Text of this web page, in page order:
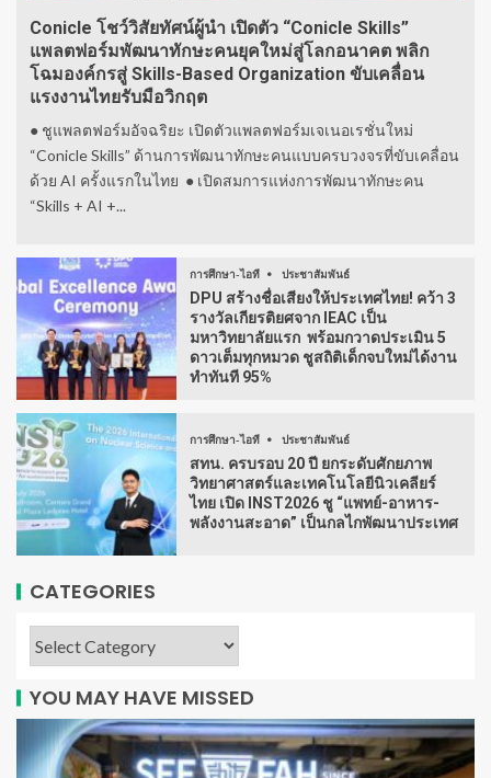
Conicle โชว์วิสัยทัศน์ผู้นำ เปิดตัว “Conicle Skills”
แพลตฟอร์มพัฒนาทักษะคนยุคใหม่สู่โลกอนาคต พลิก
โฉมองค์กรสู่ Skills-Based Organization ขับเคลื่อน
แรงงานไทยรับมือวิกฤต
● ชูแพลตฟอร์มอัจฉริยะ เปิดตัวแพลตฟอร์มเจเนอเรชั่นใหม่
“Conicle Skills” ด้านการพัฒนาทักษะคนแบบครบวงจรที่ขับเคลื่อน
ด้วย AI ครั้งแรกในไทย ● เปิดสมการแห่งการพัฒนาทักษะคน
“Skills + AI +...
การศึกษา-ไอที ประชาสัมพันธ์
DPU สร้างชื่อเสียงให้ประเทศไทย! คว้า 3
รางวัลเกียรติยศจาก IEAC เป็น
มหาวิทยาลัยแรก พร้อมกวาดประเมิน 5
ดาวเต็มทุกหมวด ชูสถิติเด็กจบใหม่ได้งาน
ทำทันที 95%
การศึกษา-ไอที ประชาสัมพันธ์
สทน. ครบรอบ 20 ปี ยกระดับศักยภาพ
วิทยาศาสตร์และเทคโนโลยีนิวเคลียร์
ไทย เปิด INST2026 ชู “แพทย์-อาหาร-
พลังงานสะอาด” เป็นกลไกพัฒนาประเทศ
CATEGORIES
YOU MAY HAVE MISSED